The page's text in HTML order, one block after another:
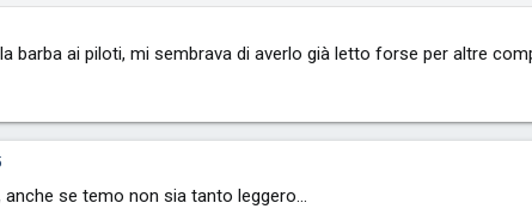
barba ai piloti, mi sembrava di averlo già letto forse per altre
anche se temo non sia tanto leggero...